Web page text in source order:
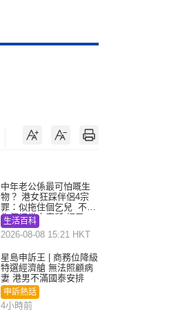
中年老公係最可怕嘅生
物？ 港女狂踩伴侶4宗
罪：似拖住個乞兒 不解
為何經常去廁所 網民一
語道破
生活百科
2026-08-08 15:21 HKT
星島申訴王 | 商務位降級
特選經濟艙 無法照顧病
妻 港男不滿國泰安排
申訴熱話
4小時前